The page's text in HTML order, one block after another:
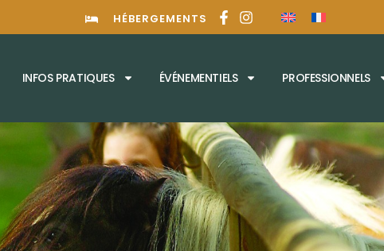
HÉBERGEMENTS
INFOS PRATIQUES ÉVÉNEMENTIELS PROFESSIONNELS